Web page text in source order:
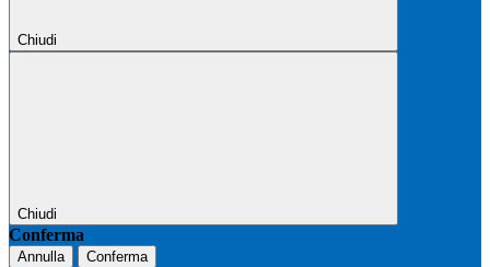
Chiudi
Chiudi
Conferma
Annulla Conferma